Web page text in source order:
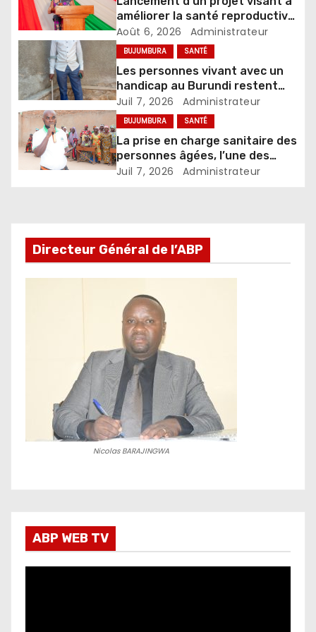
améliorer la santé reproductive
et le bien-être
Août 6, 2026 Administrateur
BUJUMBURA SANTÉ
Les personnes vivant avec un
handicap au Burundi restent
confrontées à de nombreux
défis
Juil 7, 2026 Administrateur
BUJUMBURA SANTÉ
La prise en charge sanitaire des
personnes âgées, l’une des
priorités de l’AEVVO-Burundi
Juil 7, 2026 Administrateur
Directeur Général de l’ABP
Nicolas BARAJINGWA
ABP WEB TV